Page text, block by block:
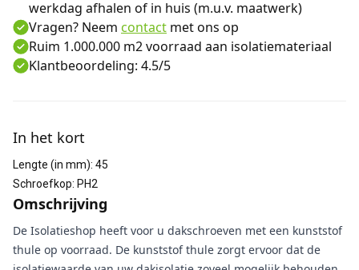
werkdag afhalen of in huis (m.u.v. maatwerk)
Vragen? Neem contact met ons op
Ruim 1.000.000 m2 voorraad aan isolatiemateriaal
Klantbeoordeling: 4.5/5
In het kort
Lengte (in mm): 45
Schroefkop: PH2
Omschrijving
De Isolatieshop heeft voor u dakschroeven met een kunststof
thule op voorraad. De kunststof thule zorgt ervoor dat de